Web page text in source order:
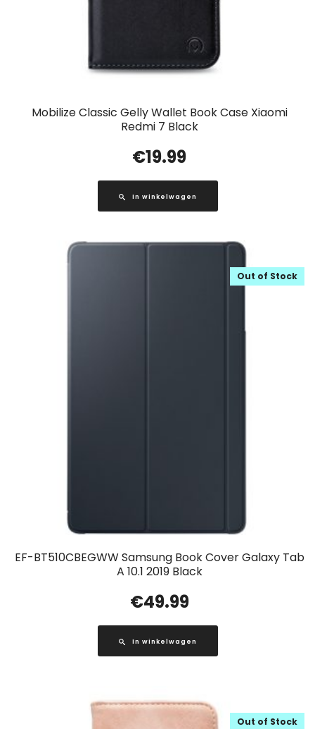
Mobilize Classic Gelly Wallet Book Case Xiaomi
Redmi 7 Black
€19.99
In winkelwagen
EF-BT510CBEGWW Samsung Book Cover Galaxy Tab
A 10.1 2019 Black
Out of Stock
€49.99
In winkelwagen
Out of Stock